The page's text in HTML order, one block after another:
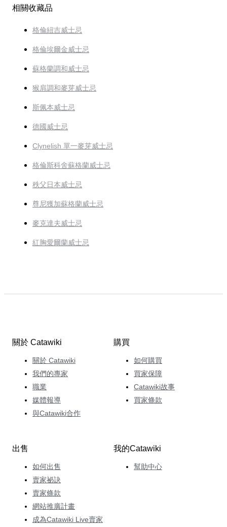
相關收藏品
格倫紐吉威士忌
格倫埃爾金威士忌
蘇格蘭調和威士忌
猴肩調和麥芽威士忌
斯佩本威士忌
德國威士忌
Clynelish 單一麥芽威士忌
格倫斯科舍蘇格蘭威士忌
秩父日本威士忌
尊尼獲加蘇格蘭威士忌
麥克達夫威士忌
紅胸愛爾蘭威士忌
關於 Catawiki
關於 Catawiki
我們的專家
職業
媒體報導
與Catawiki合作
購買
如何購買
買家保障
Catawiki故事
買家條款
出售
如何出售
賣家祕訣
賣家條款
網站推廣計畫
成為Catawiki Live賣家
我的Catawiki
幫助中心